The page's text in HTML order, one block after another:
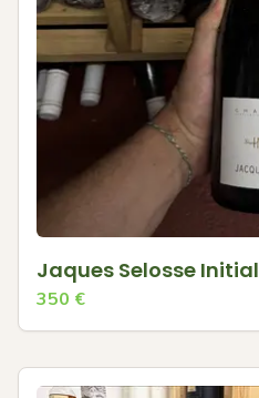
Jaques Selosse Initial
350 €